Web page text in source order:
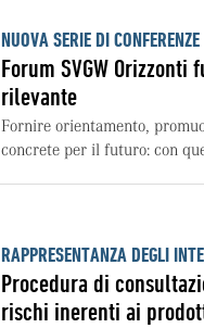
NUOVA SERIE DI CONFERENZE
Forum SVGW
rilevante
Fornire orientamento,
concrete per il futuro: con
RAPPRESENTANZA DEGLI
Procedura di
rischi inerenti ai